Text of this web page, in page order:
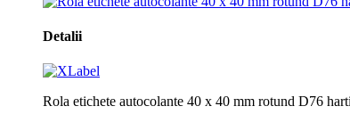
Detalii
Rola etichete autocolante 40 x 40 mm rotund D76